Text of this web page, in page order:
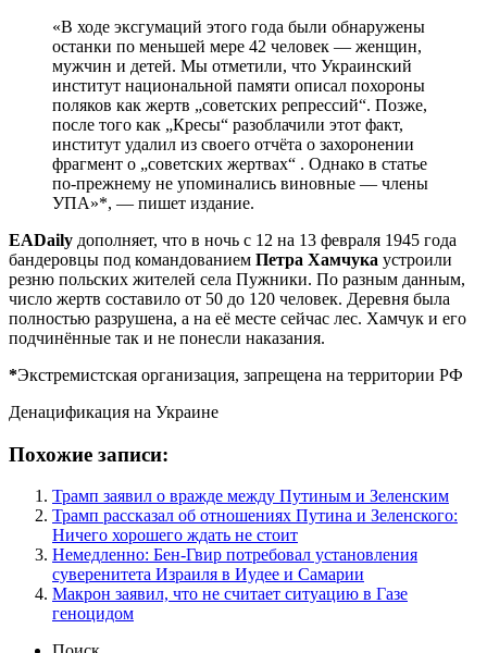
«В ходе эксгумаций этого года были обнаружены
останки по меньшей мере 42 человек — женщин,
мужчин и детей. Мы отметили, что Украинский
институт национальной памяти описал похороны
поляков как жертв „советских репрессий“. Позже,
после того как „Кресы“ разоблачили этот факт,
институт удалил из своего отчёта о захоронении
фрагмент о „советских жертвах“ . Однако в статье
по-прежнему не упоминались виновные — члены
УПА»*, — пишет издание.
EADaily дополняет, что в ночь с 12 на 13 февраля 1945 года
бандеровцы под командованием Петра Хамчука устроили
резню польских жителей села Пужники. По разным данным,
число жертв составило от 50 до 120 человек. Деревня была
полностью разрушена, а на её месте сейчас лес. Хамчук и его
подчинённые так и не понесли наказания.
*Экстремистская организация, запрещена на территории РФ
Денацификация на Украине
Похожие записи:
Трамп заявил о вражде между Путиным и Зеленским
Трамп рассказал об отношениях Путина и Зеленского:
Ничего хорошего ждать не стоит
Немедленно: Бен-Гвир потребовал установления
суверенитета Израиля в Иудее и Самарии
Макрон заявил, что не считает ситуацию в Газе
геноцидом